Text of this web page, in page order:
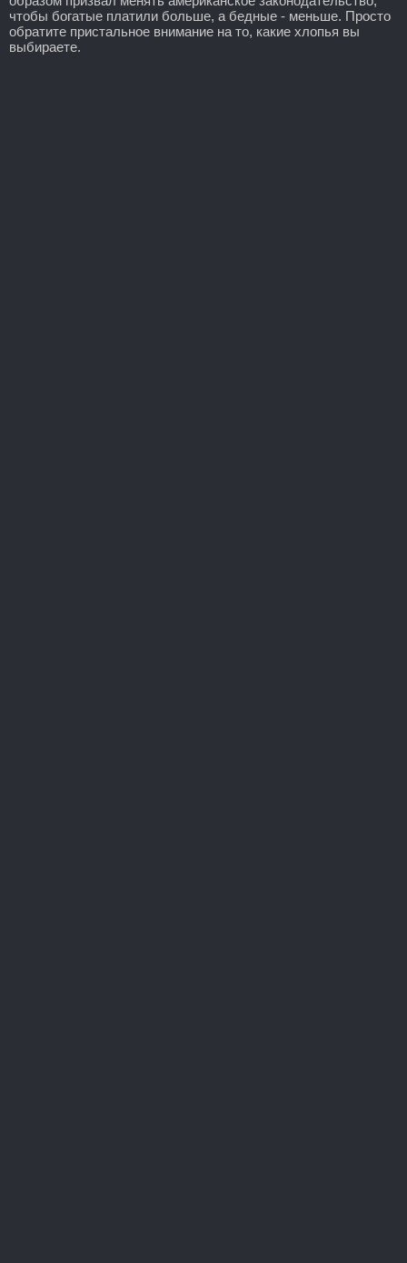
чтобы богатые платили больше, а бедные - меньше. Просто
обратите пристальное внимание на то, какие хлопья вы
выбираете.